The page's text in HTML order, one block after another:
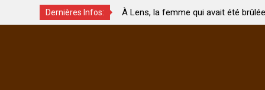
Dernières Infos:
?
À Lens, la femme qui avait été brûlée avec son bébé
par son mari est morte